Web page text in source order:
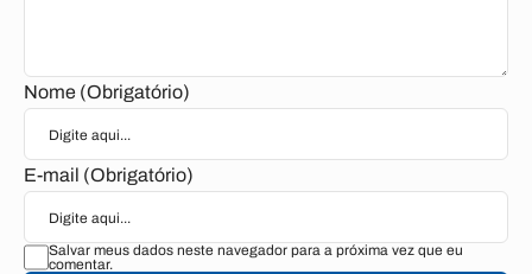
Nome (Obrigatório)
E-mail (Obrigatório)
Salvar meus dados neste navegador para a próxima vez que eu
comentar.